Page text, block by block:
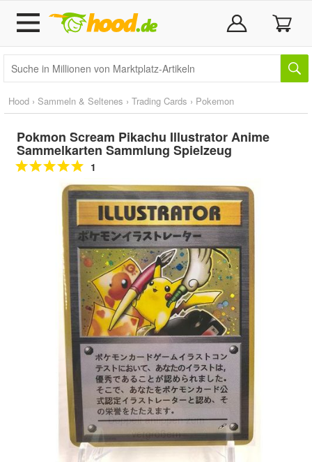
Hood › Sammeln & Seltenes › Trading Cards › Pokemon
Pokmon Scream Pikachu Illustrator Anime
Sammelkarten Sammlung Spielzeug
1
Doppelt antippen zum
vergrößern